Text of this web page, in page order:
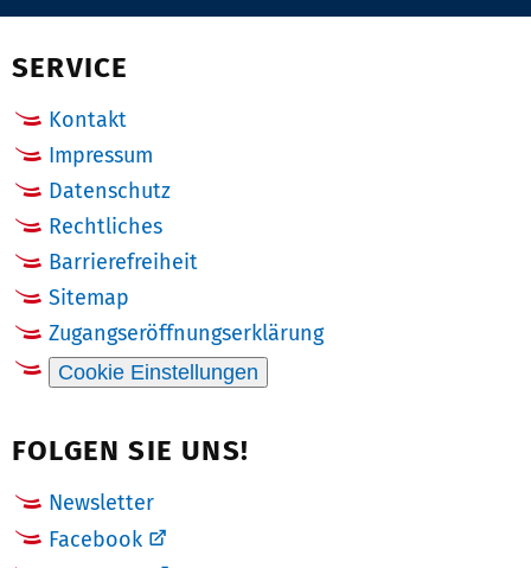
SERVICE
Kontakt
Impressum
Datenschutz
Rechtliches
Barrierefreiheit
Sitemap
Zugangseröffnungserklärung
Cookie Einstellungen
FOLGEN SIE UNS!
Newsletter
Facebook